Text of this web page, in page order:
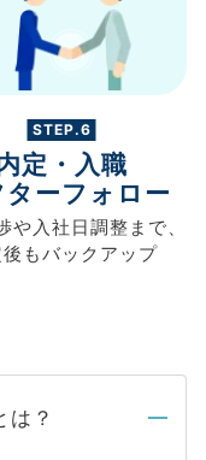
STEP.6
定・入職
ターフォロー
や入社日調整まで、
後もバックアップ
は？